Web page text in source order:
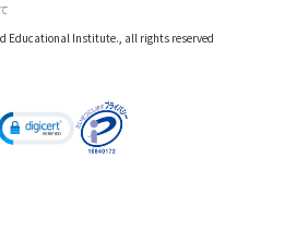
Educational Institute., all rights reserved